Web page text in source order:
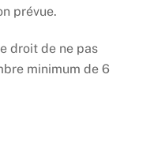
prévue.
droit de ne pas
minimum de 6